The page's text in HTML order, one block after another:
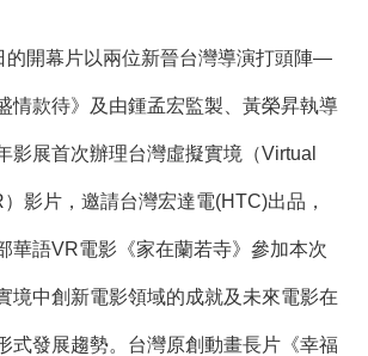
的開幕片以兩位新晉台灣導演打頭陣—
情款待》及由鍾孟宏監製、黃榮昇執導
影展首次辦理台灣虛擬實境（Virtual
影片，邀請台灣宏達電(HTC)出品，
華語VR電影《家在蘭若寺》參加本次
境中創新電影領域的成就及未來電影在
式發展趨勢。台灣原創動畫長片《幸福